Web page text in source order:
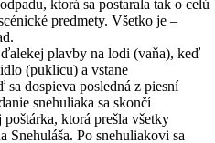
ktorá sa postarala tak o celú
predmety. Všetko je –
plavby na lodi (vaňa), keď
(puklicu) a vstane
dospieva posledná z piesní
snehuliaka sa skončí
ktorá prešla všetky
Snehuláša. Po snehuliakovi sa